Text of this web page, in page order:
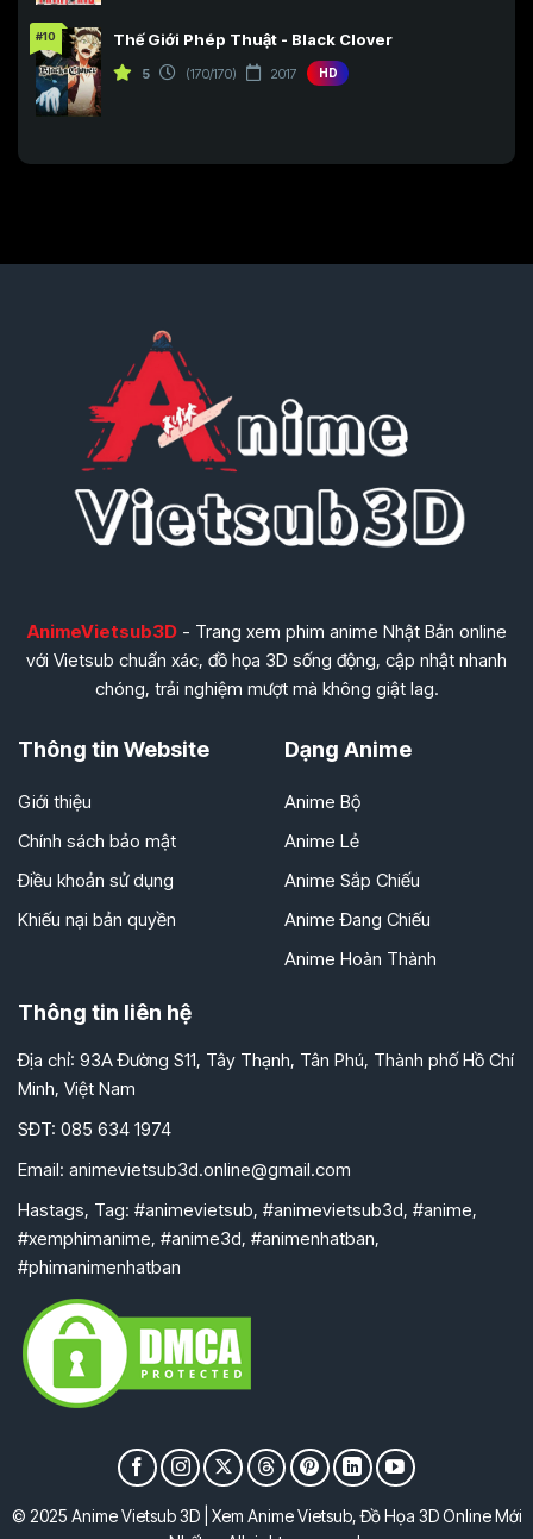
#10 Thế Giới Phép Thuật - Black Clover
5 (170/170) 2017 HD
AnimeVietsub3D- Trang xem phim anime Nhật Bản online
với Vietsub chuẩn xác, đồ họa 3D sống động, cập nhật nhanh
chóng, trải nghiệm mượt mà không giật lag.
Thông tin Website
Giới thiệu
Chính sách bảo mật
Điều khoản sử dụng
Khiếu nại bản quyền
Dạng Anime
Anime Bộ
Anime Lẻ
Anime Sắp Chiếu
Anime Đang Chiếu
Anime Hoàn Thành
Thông tin liên hệ
Địa chỉ: 93A Đường S11, Tây Thạnh, Tân Phú, Thành phố Hồ Chí
Minh, Việt Nam
SĐT: 085 634 1974
Email: animevietsub3d.online@gmail.com
Hastags, Tag: #animevietsub, #animevietsub3d, #anime,
#xemphimanime, #anime3d, #animenhatban,
#phimanimenhatban
© 2025 Anime Vietsub 3D | Xem Anime Vietsub, Đồ Họa 3D Online Mới